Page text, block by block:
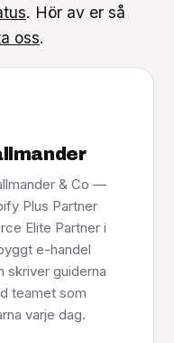
. Hör av er så
oss.
& Co —
Plus Partner
Elite Partner i
e-handel
skriver guiderna
teamet som
varje dag.